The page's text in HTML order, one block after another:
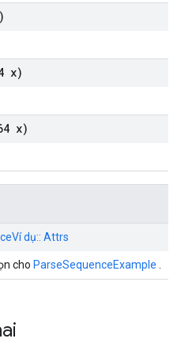
x)
x)
dụ:: Attrs
cho ParseSequenceExample